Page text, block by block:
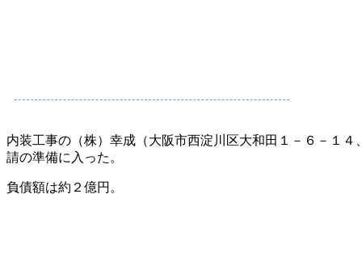
内装工事の（株）幸成（大阪市西淀川区大和田１－６－１
請の準備に入った。
負債額は約２億円。